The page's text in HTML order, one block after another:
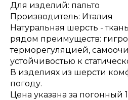
Для изделий: пальто
Производитель: Италия
Натуральная шерсть -
рядом преимуществ:
терморегуляцией,
устойчивостью к
В изделиях из шерсти
погоду.
Цена указана за погонный